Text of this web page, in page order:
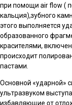
при помощи air flow (
кальция),зубного
этого выполняется
образованного
красителями,
происходит
пастами.
Основной «ударной»
ультразвуком
избавляющие от